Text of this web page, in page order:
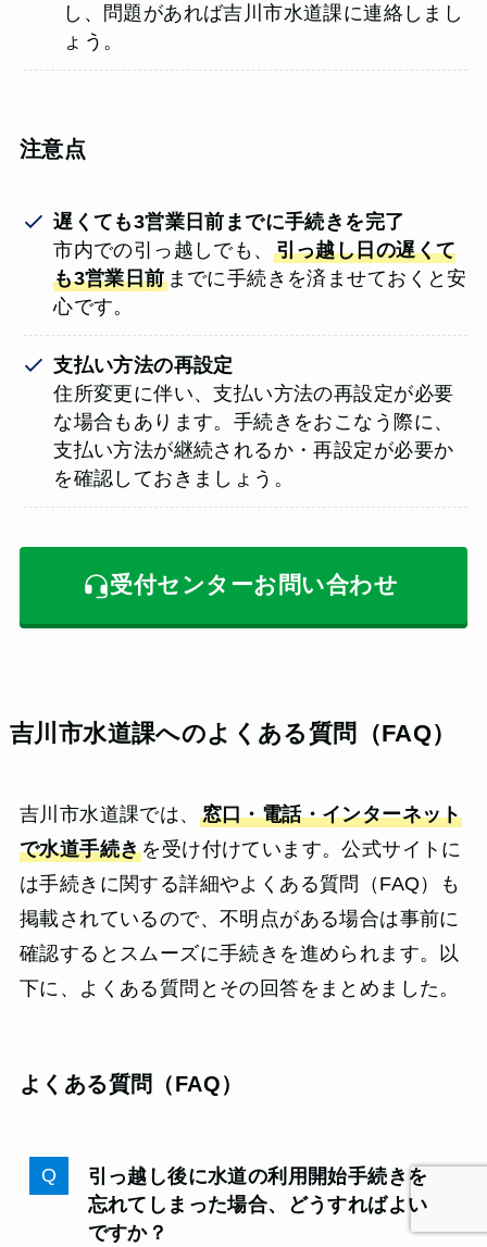
し、問題があれば吉川市水道課に連絡しまし
ょう。
注意点
遅くても3営業日前までに手続きを完了
市内での引っ越しでも、 引っ越し日の遅くて
も3営業日前までに手続きを済ませておくと安
心です。
支払い方法の再設定
住所変更に伴い、支払い方法の再設定が必要
な場合もあります。手続きをおこなう際に、
支払い方法が継続されるか・再設定が必要か
を確認しておきましょう。
受付センターお問い合わせ
吉川市水道課へのよくある質問（FAQ）
吉川市水道課では、 窓口・電話・インターネット
で水道手続きを受け付けています。公式サイトに
は手続きに関する詳細やよくある質問（FAQ）も
掲載されているので、不明点がある場合は事前に
確認するとスムーズに手続きを進められます。以
下に、よくある質問とその回答をまとめました。
よくある質問（FAQ）
引っ越し後に水道の利用開始手続きを
忘れてしまった場合、どうすればよい
ですか？